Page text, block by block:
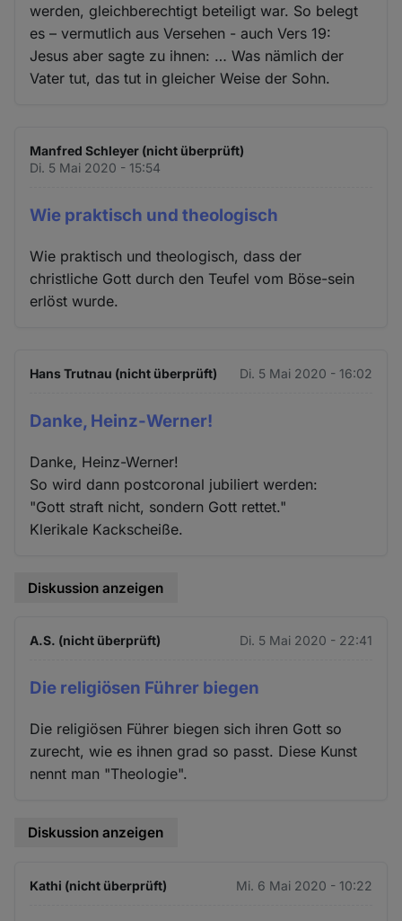
werden, gleichberechtigt beteiligt war. So belegt
es – vermutlich aus Versehen - auch Vers 19:
Jesus aber sagte zu ihnen: … Was nämlich der
Vater tut, das tut in gleicher Weise der Sohn.
Manfred Schleyer (nicht überprüft)
Di. 5 Mai 2020 - 15:54
Wie praktisch und theologisch
Wie praktisch und theologisch, dass der
christliche Gott durch den Teufel vom Böse-sein
erlöst wurde.
Hans Trutnau (nicht überprüft) Di. 5 Mai 2020 - 16:02
Danke, Heinz-Werner!
Danke, Heinz-Werner!
So wird dann postcoronal jubiliert werden:
"Gott straft nicht, sondern Gott rettet."
Klerikale Kackscheiße.
Diskussion anzeigen
A.S. (nicht überprüft) Di. 5 Mai 2020 - 22:41
Die religiösen Führer biegen
Die religiösen Führer biegen sich ihren Gott so
zurecht, wie es ihnen grad so passt. Diese Kunst
nennt man "Theologie".
Diskussion anzeigen
Kathi (nicht überprüft) Mi. 6 Mai 2020 - 10:22